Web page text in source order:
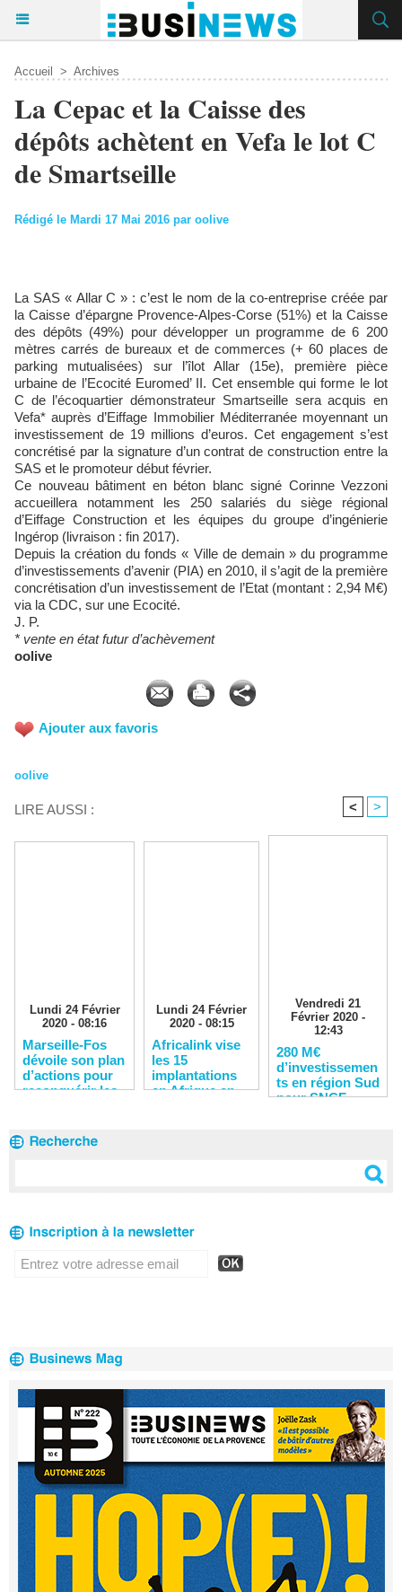
Accueil > Archives
La Cepac et la Caisse des
dépôts achètent en Vefa le lot C
de Smartseille
Rédigé le Mardi 17 Mai 2016 par oolive
La SAS « Allar C » : c’est le nom de la co-entreprise créée par
la Caisse d’épargne Provence-Alpes-Corse (51%) et la Caisse
des dépôts (49%) pour développer un programme de 6 200
mètres carrés de bureaux et de commerces (+ 60 places de
parking mutualisées) sur l’îlot Allar (15e), première pièce
urbaine de l’Ecocité Euromed’ II. Cet ensemble qui forme le lot
C de l’écoquartier démonstrateur Smartseille sera acquis en
Vefa* auprès d’Eiffage Immobilier Méditerranée moyennant un
investissement de 19 millions d’euros. Cet engagement s’est
concrétisé par la signature d’un contrat de construction entre la
SAS et le promoteur début février.
Ce nouveau bâtiment en béton blanc signé Corinne Vezzoni
accueillera notamment les 250 salariés du siège régional
d’Eiffage Construction et les équipes du groupe d’ingénierie
Ingérop (livraison : fin 2017).
Depuis la création du fonds « Ville de demain » du programme
d’investissements d’avenir (PIA) en 2010, il s’agit de la première
concrétisation d’un investissement de l’Etat (montant : 2,94 M€)
via la CDC, sur une Ecocité.
J. P.
* vente en état futur d’achèvement
oolive
Ajouter aux favoris
oolive
LIRE AUSSI : < >
Lundi 24 Février
2020 - 08:16
Marseille-Fos
dévoile son plan
d’actions pour
reconquérir les
Lundi 24 Février
2020 - 08:15
Africalink vise
les 15
implantations
en Afrique en
Vendredi 21
Février 2020 -
12:43
280 M€
d’investissemen
ts en région Sud
pour SNCF